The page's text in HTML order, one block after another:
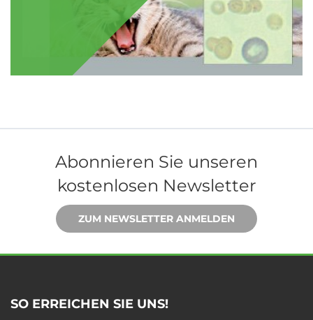
Abonnieren Sie unseren
kostenlosen Newsletter
ZUM NEWSLETTER ANMELDEN
SO ERREICHEN SIE UNS!